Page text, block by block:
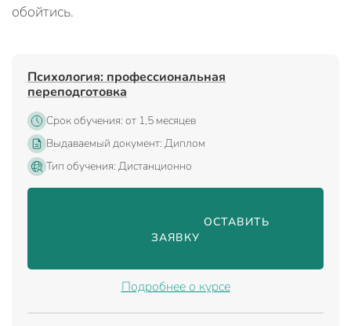
обойтись.
Психология: профессиональная
переподготовка
Срок обучения: от 1,5 месяцев
Выдаваемый документ: Диплом
Тип обучения: Дистанционно
                                ОСТАВИТЬ
ЗАЯВКУ
Подробнее о курсе